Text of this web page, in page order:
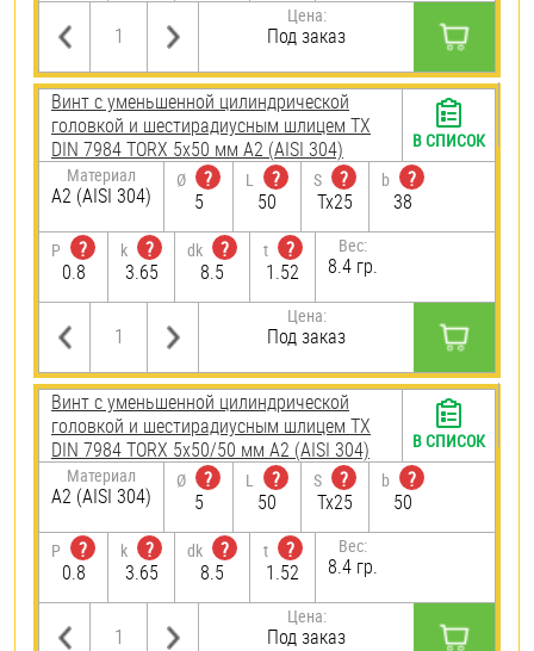
Цена:
Под заказ
Винт с уменьшенной цилиндрической
головкой и шестирадиусным шлицем TX
DIN 7984 TORX 5х50 мм А2 (AISI 304)
Материал
А2 (AISI 304)
Ø
?
5
L
?
50
S
?
Tx25
b
?
38
P
?
0.8
k
?
3.65
dk
?
8.5
t
?
1.52
Вес:
8.4 гр.
Цена:
Под заказ
В СПИСОК
Винт с уменьшенной цилиндрической
головкой и шестирадиусным шлицем TX
DIN 7984 TORX 5х50/50 мм А2 (AISI 304)
Материал
А2 (AISI 304)
Ø
?
5
L
?
50
S
?
Tx25
b
?
50
P
?
0.8
k
?
3.65
dk
?
8.5
t
?
1.52
Вес:
8.4 гр.
Цена:
Под заказ
В СПИСОК